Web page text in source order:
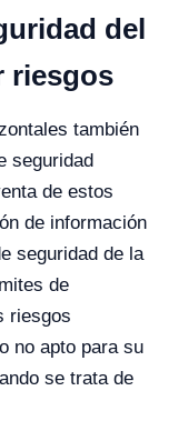
del
riesgos
también
seguridad
de estos
de información
seguridad de la
de
riesgos
no apto para su
se trata de